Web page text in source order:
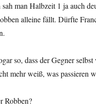
man Halbzeit 1 ja auch
alleine fällt. Dürfte
so, dass der Gegner
mehr weiß, was passieren
Robben?